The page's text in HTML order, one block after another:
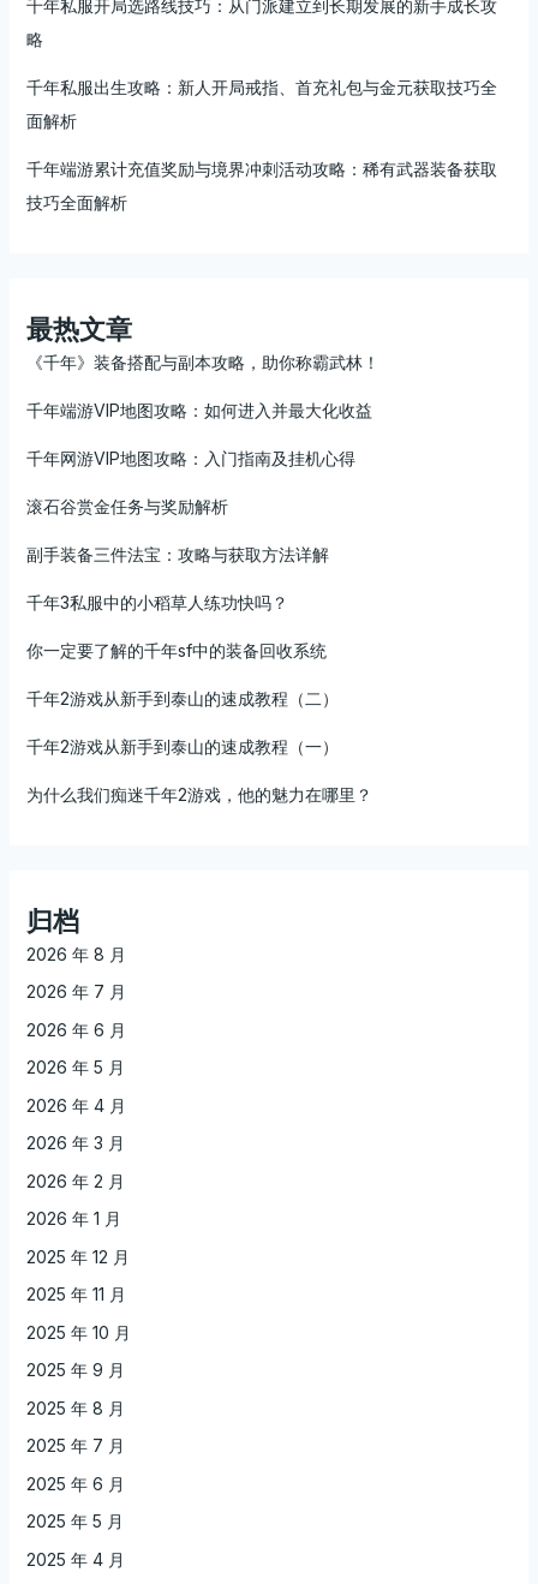
千年私服开局选路线技巧：从门派建立到长期发展的新手成长攻
略
千年私服出生攻略：新人开局戒指、首充礼包与金元获取技巧全
面解析
千年端游累计充值奖励与境界冲刺活动攻略：稀有武器装备获取
技巧全面解析
最热文章
《千年》装备搭配与副本攻略，助你称霸武林！
千年端游VIP地图攻略：如何进入并最大化收益
千年网游VIP地图攻略：入门指南及挂机心得
滚石谷赏金任务与奖励解析
副手装备三件法宝：攻略与获取方法详解
千年3私服中的小稻草人练功快吗？
你一定要了解的千年sf中的装备回收系统
千年2游戏从新手到泰山的速成教程（二）
千年2游戏从新手到泰山的速成教程（一）
为什么我们痴迷千年2游戏，他的魅力在哪里？
归档
2026 年 8 月
2026 年 7 月
2026 年 6 月
2026 年 5 月
2026 年 4 月
2026 年 3 月
2026 年 2 月
2026 年 1 月
2025 年 12 月
2025 年 11 月
2025 年 10 月
2025 年 9 月
2025 年 8 月
2025 年 7 月
2025 年 6 月
2025 年 5 月
2025 年 4 月